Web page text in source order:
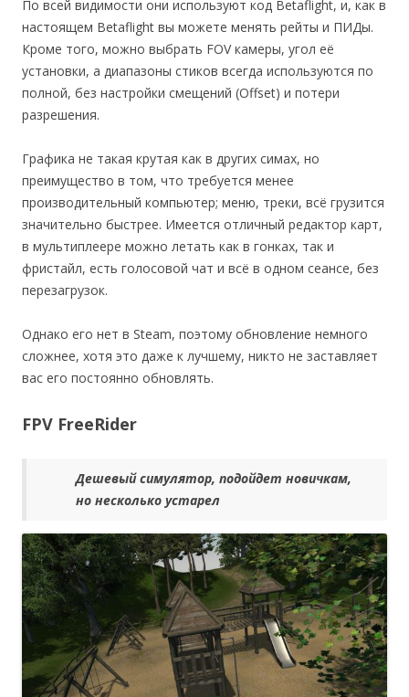
По всей видимости они используют код Betaflight, и, как в
настоящем Betaflight вы можете менять рейты и ПИДы.
Кроме того, можно выбрать FOV камеры, угол её
установки, а диапазоны стиков всегда используются по
полной, без настройки смещений (Offset) и потери
разрешения.
Графика не такая крутая как в других симах, но
преимущество в том, что требуется менее
производительный компьютер; меню, треки, всё грузится
значительно быстрее. Имеется отличный редактор карт,
в мультиплеере можно летать как в гонках, так и
фристайл, есть голосовой чат и всё в одном сеансе, без
перезагрузок.
Однако его нет в Steam, поэтому обновление немного
сложнее, хотя это даже к лучшему, никто не заставляет
вас его постоянно обновлять.
FPV FreeRider
Дешевый симулятор, подойдет новичкам,
но несколько устарел